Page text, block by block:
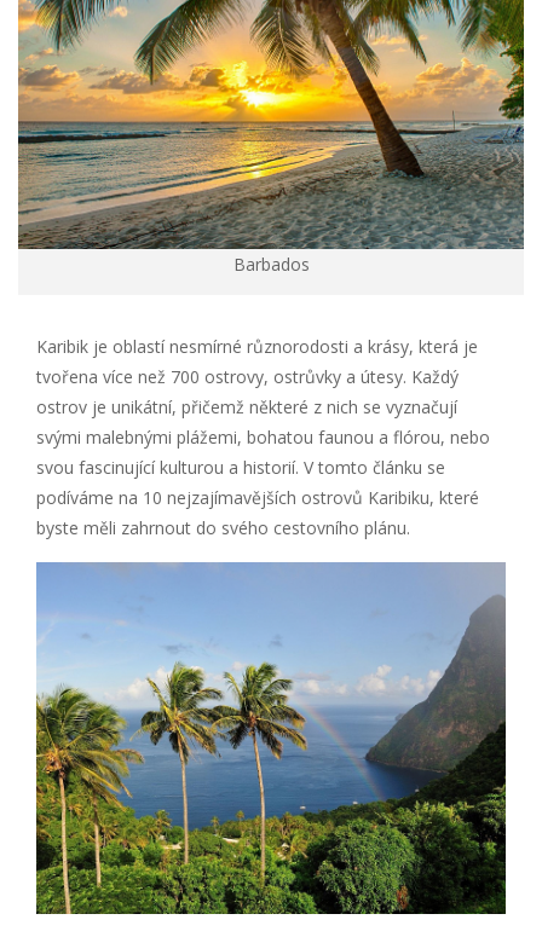
Barbados
Karibik je oblastí nesmírné různorodosti a krásy, která je
tvořena více než 700 ostrovy, ostrůvky a útesy. Každý
ostrov je unikátní, přičemž některé z nich se vyznačují
svými malebnými plážemi, bohatou faunou a flórou, nebo
svou fascinující kulturou a historií. V tomto článku se
podíváme na 10 nejzajímavějších ostrovů Karibiku, které
byste měli zahrnout do svého cestovního plánu.